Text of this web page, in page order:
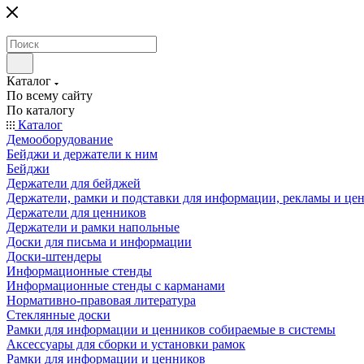
Каталог
По всему сайту
По каталогу
Каталог
Демооборудование
Бейджи и держатели к ним
Бейджи
Держатели для бейджей
Держатели, рамки и подставки для информации, рекламы и
Держатели для ценников
Держатели и рамки напольные
Доски для письма и информации
Доски-штендеры
Информационные стенды
Информационные стенды с карманами
Нормативно-правовая литература
Стеклянные доски
Рамки для информации и ценников собираемые в системы
Аксессуары для сборки и установки рамок
Рамки для информации и ценников